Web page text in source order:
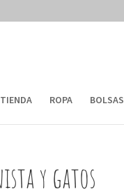
TIENDA ROPA BOLSAS
y gatos